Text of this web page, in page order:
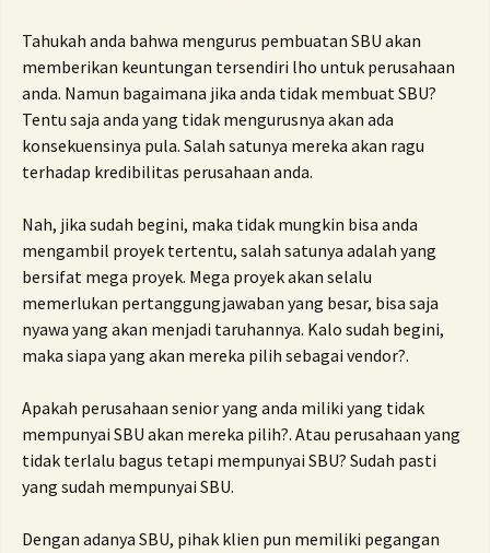
Tahukah anda bahwa mengurus pembuatan SBU akan
memberikan keuntungan tersendiri lho untuk perusahaan
anda. Namun bagaimana jika anda tidak membuat SBU?
Tentu saja anda yang tidak mengurusnya akan ada
konsekuensinya pula. Salah satunya mereka akan ragu
terhadap kredibilitas perusahaan anda.
Nah, jika sudah begini, maka tidak mungkin bisa anda
mengambil proyek tertentu, salah satunya adalah yang
bersifat mega proyek. Mega proyek akan selalu
memerlukan pertanggungjawaban yang besar, bisa saja
nyawa yang akan menjadi taruhannya. Kalo sudah begini,
maka siapa yang akan mereka pilih sebagai vendor?.
Apakah perusahaan senior yang anda miliki yang tidak
mempunyai SBU akan mereka pilih?. Atau perusahaan yang
tidak terlalu bagus tetapi mempunyai SBU? Sudah pasti
yang sudah mempunyai SBU.
Dengan adanya SBU, pihak klien pun memiliki pegangan